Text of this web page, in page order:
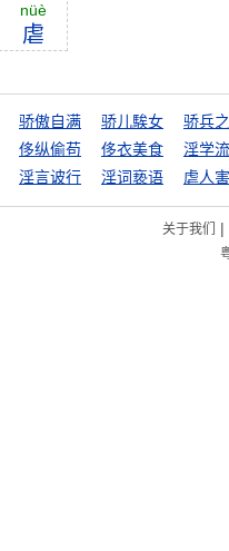
nüè
虐
骄傲自满 骄儿騃女
骄兵
侈纵偷苟 侈衣美食
淫学
淫言诐行 淫词亵语 虐人
关于我们 |